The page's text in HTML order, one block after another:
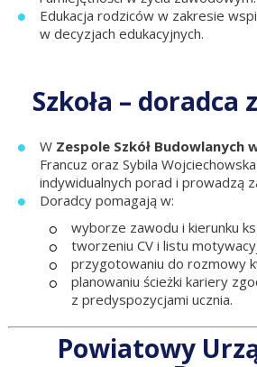
Edukacja rodziców w zakresie
w decyzjach edukacyjnych.
Szkoła – doradca
W Zespole Szkół Budowlanych
Francuz oraz Sybila
indywidualnych porad i prowadzą
Doradcy pomagają w:
wyborze zawodu i kierunku
tworzeniu CV i listu
przygotowaniu do rozmowy
planowaniu ścieżki kariery
z predyspozycjami ucznia.
Powiatowy